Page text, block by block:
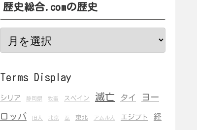
歴史総合.comの歴史
Terms Display
シリア 静岡県 牧畜 スペイン 滅亡 タイ ヨー
ロッパ 旧人 北京 瓦 東北 アムル人 エジプト 経